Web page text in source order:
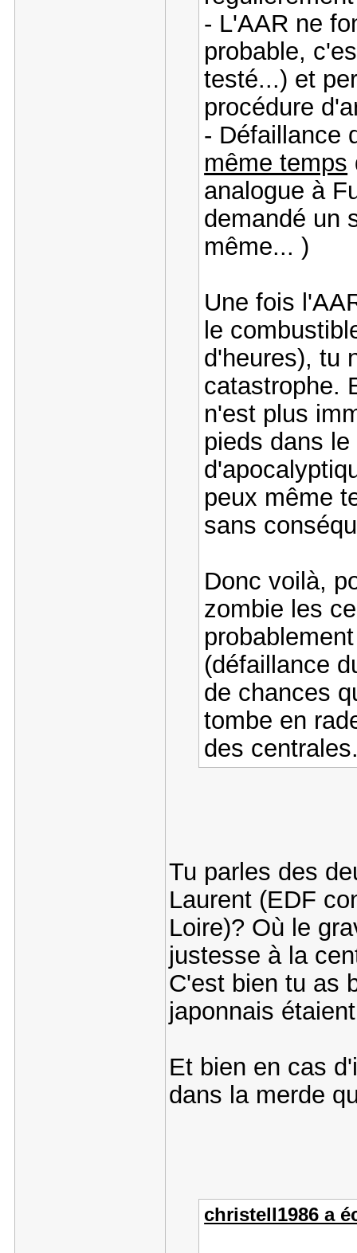
- L'AAR ne
probable,
testé...) et
procédure
- Défaillance
même temps
analogue à
demandé un
même... )
Une fois
le
d'heures), tu
catastrophe.
n'est plus
pieds dans
peux même
sans
Donc voilà,
zombie les
(défaillance
de chances
tombe en
des
Tu parles des
Laurent (EDF
Loire)? Où le
justesse à la
C'est bien tu as
japonnais
Et bien en cas
dans la merde
christell1986 a